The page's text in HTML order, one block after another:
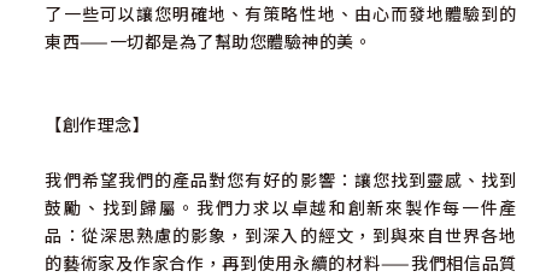
了一些可以讓您明確地、有策略性地、由心而發地體驗到的
東西——一切都是為了幫助您體驗神的美。
【創作理念】
我們希望我們的產品對您有好的影響：讓您找到靈感、找到
鼓勵、找到歸屬。我們力求以卓越和創新來製作每一件產
品：從深思熟慮的影象，到深入的經文，到與來自世界各地
的藝術家及作家合作，再到使用永續的材料——我們相信品質